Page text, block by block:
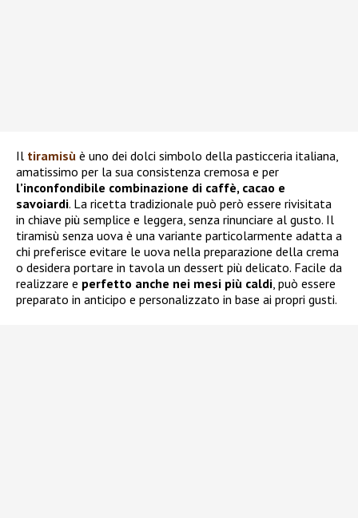
Il tiramisù è uno dei dolci simbolo della pasticceria italiana,
amatissimo per la sua consistenza cremosa e per
l’inconfondibile combinazione di caffè, cacao e
savoiardi. La ricetta tradizionale può però essere rivisitata
in chiave più semplice e leggera, senza rinunciare al gusto. Il
tiramisù senza uova è una variante particolarmente adatta a
chi preferisce evitare le uova nella preparazione della crema
o desidera portare in tavola un dessert più delicato. Facile da
realizzare e perfetto anche nei mesi più caldi , può essere
preparato in anticipo e personalizzato in base ai propri gusti.